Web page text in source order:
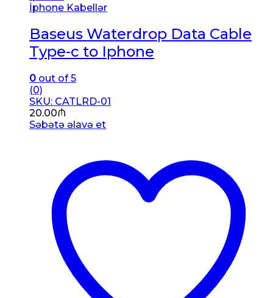
İphone Kabellər
Baseus Waterdrop Data Cable
Type-c to Iphone
0 out of 5
(0)
SKU: CATLRD-01
20.00₼
Səbətə əlavə et